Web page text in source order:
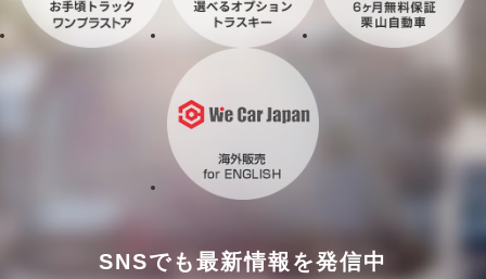
SNSでも最新情報を発信中